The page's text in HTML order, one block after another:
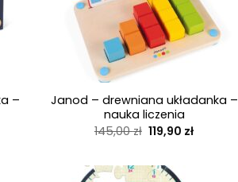
–
Janod – drewniana układanka –
nauka liczenia
145,00zł Pierwotna
cena
145,00 zł.
119,90 złAktualna